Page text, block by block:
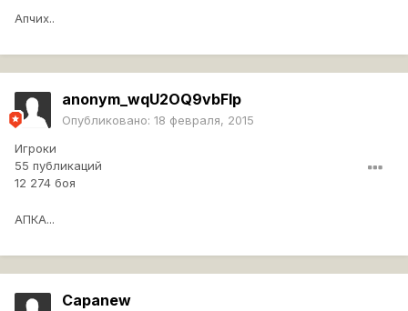
Апчих..
anonym_wqU2OQ9vbFlp
Опубликовано: 18 февраля, 2015
Игроки
55 публикаций
12 274 боя
АПКА...
Capanew